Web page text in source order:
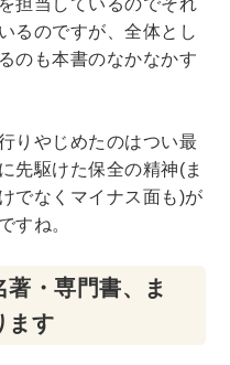
担当しているのでそれ
るのですが、全体とし
のも本書のなかなかす
りやじめたのはつい最
先駆けた保全の精神(ま
でなくマイナス面も)が
すね。
・専門書、ま
ます